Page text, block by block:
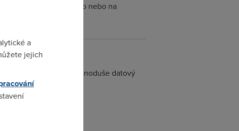
ve WindowsXP Pro nebo na
Ale přidělit nějak jednoduše datový
a
jejich